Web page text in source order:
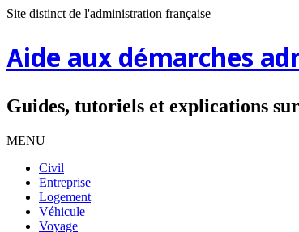
Site distinct de l'administration française
Aide aux démarches
Guides, tutoriels et explications
MENU
Civil
Entreprise
Logement
Véhicule
Voyage